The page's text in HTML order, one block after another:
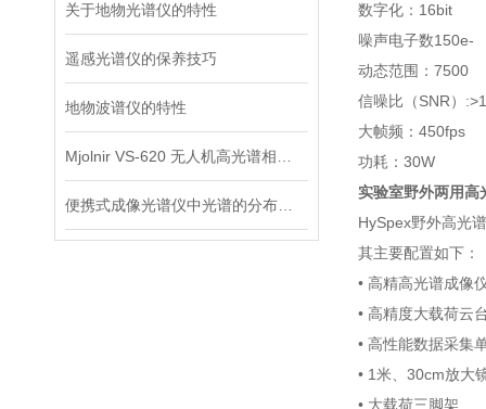
关于地物光谱仪的特性
遥感光谱仪的保养技巧
地物波谱仪的特性
数字化：16bit
噪声电子数150e-
动态范围：7500
信噪比（SNR）
大帧频：450fps
功耗：30W
实验室野外两用高
HySpex野外高光
其主要配置如下：
• 高精高光谱成像
• 高精度大载荷云
• 高性能数据采集
• 1米、30cm放大
• 大载荷三脚架